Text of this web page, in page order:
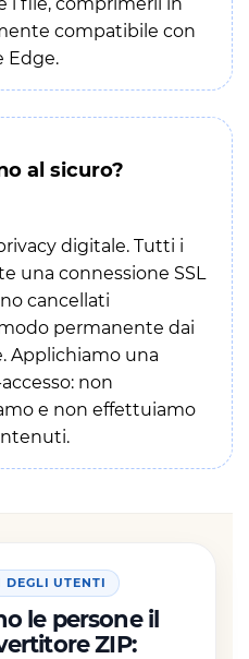
compatibile con
Edge.
al sicuro?
digitale. Tutti i
una connessione SSL
cancellati
permanente dai
Applichiamo una
non
e non effettuiamo
UTENTI
le persone il
ZIP: